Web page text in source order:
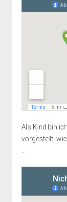
Als Kind bin
vorgestellt,